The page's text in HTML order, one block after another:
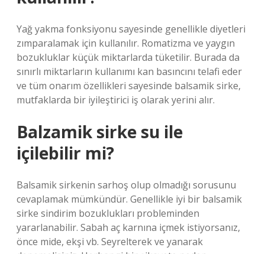
Yağ yakma fonksiyonu sayesinde genellikle diyetleri
zımparalamak için kullanılır. Romatizma ve yaygın
bozukluklar küçük miktarlarda tüketilir. Burada da
sınırlı miktarların kullanımı kan basıncını telafi eder
ve tüm onarım özellikleri sayesinde balsamik sirke,
mutfaklarda bir iyileştirici iş olarak yerini alır.
Balzamik sirke su ile
içilebilir mi?
Balsamik sirkenin sarhoş olup olmadığı sorusunu
cevaplamak mümkündür. Genellikle iyi bir balsamik
sirke sindirim bozuklukları probleminden
yararlanabilir. Sabah aç karnına içmek istiyorsanız,
önce mide, ekşi vb. Seyrelterek ve yanarak